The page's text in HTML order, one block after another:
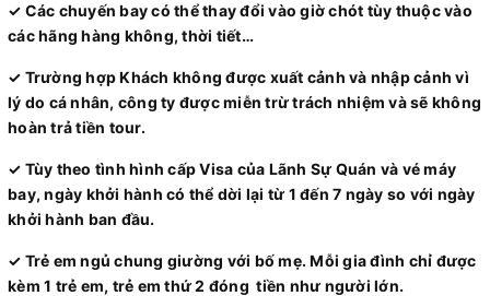
✓ Các chuyến bay có thể thay đổi vào giờ chót tùy thuộc vào
các hãng hàng không, thời tiết…
✓ Trường hợp Khách không được xuất cảnh và nhập cảnh vì
lý do cá nhân, công ty được miễn trừ trách nhiệm và sẽ không
hoàn trả tiền tour.
✓ Tùy theo tình hình cấp Visa của Lãnh Sự Quán và vé máy
bay, ngày khởi hành có thể dời lại từ 1 đến 7 ngày so với ngày
khởi hành ban đầu.
✓ Trẻ em ngủ chung giường với bố mẹ. Mỗi gia đình chỉ được
kèm 1 trẻ em, trẻ em thứ 2 đóng tiền như người lớn.